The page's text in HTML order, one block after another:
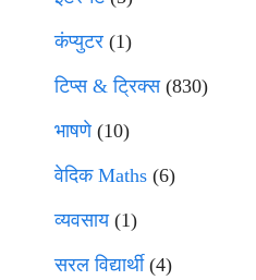
कंप्युटर (1)
टिप्स & ट्रिक्स(830)
भाषणे(10)
वेदिक Maths (6)
व्यवसाय(1)
सरल विद्यार्थी(4)